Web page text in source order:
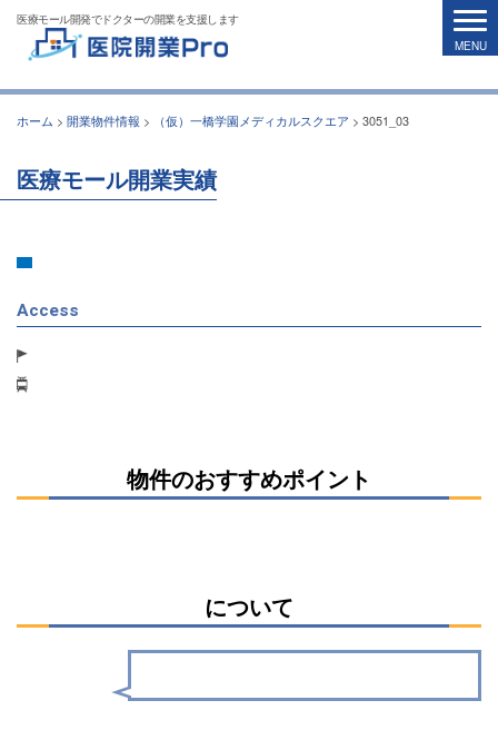
医療モール開発でドクターの開業を支援します
ホーム > 開業物件情報 > （仮）一橋学園メディカルスクエア > 3051_03
医療モール開業実績
Access
物件のおすすめポイント
について